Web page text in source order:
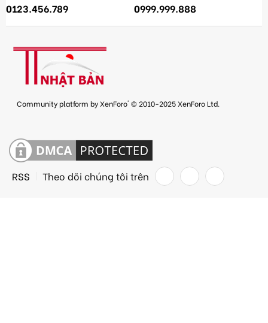
0123.456.789 0999.999.888
Community platform by XenForo® © 2010-2025 XenForo Ltd.
RSS Theo dõi chúng tôi trên